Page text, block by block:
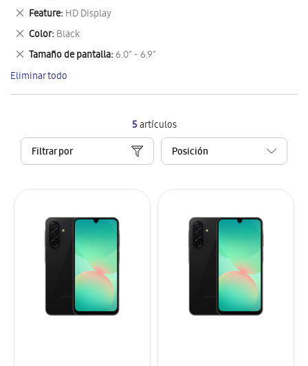
5artículos
Filtrar por
este
artículo
Feature HD Display
Eliminar
este
artículo
Color Black
Eliminar
este
artículo
Tamaño de pantalla 6.0" - 6.9"
Eliminar
este
artículo
Eliminar todo